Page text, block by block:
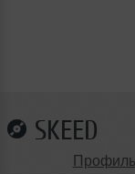
SKEED
Профиль